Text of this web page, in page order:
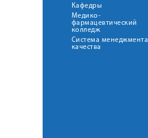
Кафедры
Медико-
фармацевтический
колледж
Система менеджмента
качества